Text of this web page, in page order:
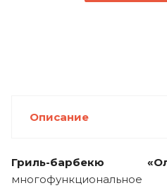
Описание
Гриль-барбекю